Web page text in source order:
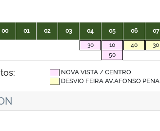
00 01 02 03 04 05 06 07
30
10
50
40 30
NOVA VISTA / CENTRO
DESVIO FEIRA AV.AFONSO PENA